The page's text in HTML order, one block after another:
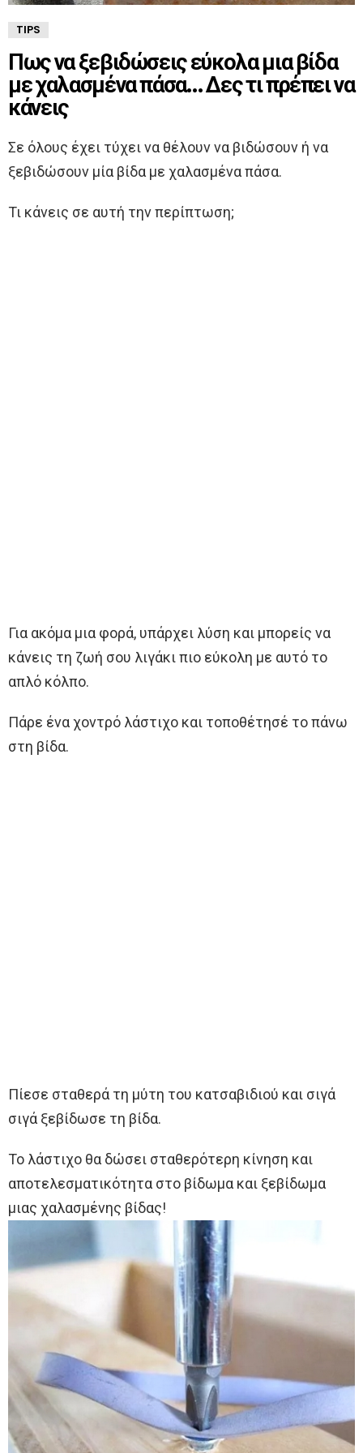
TIPS
Πως να ξεβιδώσεις εύκολα μια βίδα
με χαλασμένα πάσα… Δες τι πρέπει να
κάνεις
Σε όλους έχει τύχει να θέλουν να βιδώσουν ή να
ξεβιδώσουν μία βίδα με χαλασμένα πάσα.
Τι κάνεις σε αυτή την περίπτωση;
Για ακόμα μια φορά, υπάρχει λύση και μπορείς να
κάνεις τη ζωή σου λιγάκι πιο εύκολη με αυτό το
απλό κόλπο.
Πάρε ένα χοντρό λάστιχο και τοποθέτησέ το πάνω
στη βίδα.
Πίεσε σταθερά τη μύτη του κατσαβιδιού και σιγά
σιγά ξεβίδωσε τη βίδα.
Το λάστιχο θα δώσει σταθερότερη κίνηση και
αποτελεσματικότητα στο βίδωμα και ξεβίδωμα
μιας χαλασμένης βίδας!